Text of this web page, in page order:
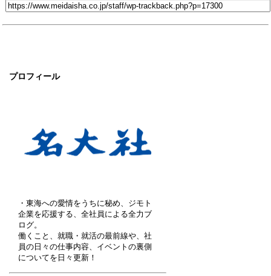
プロフィール
・東海への愛情をうちに秘め、ジモト
企業を応援する、全社員による全力ブ
ログ。
働くこと、就職・就活の最前線や、社
員の日々の仕事内容、イベントの裏側
についてを日々更新！